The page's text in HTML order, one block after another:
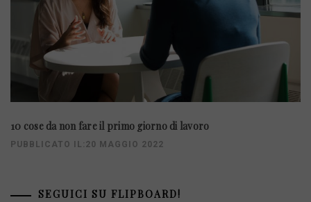
10 cose da non fare il primo giorno di lavoro
PUBBLICATO IL:20 MAGGIO 2022
SEGUICI SU FLIPBOARD!